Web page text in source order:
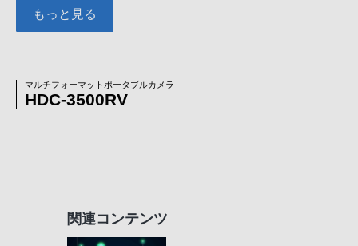
もっと見る
マルチフォーマットポータブルカメラ
HDC-3500RV
関連コンテンツ